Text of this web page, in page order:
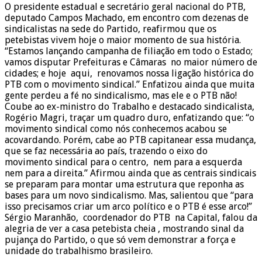
O presidente estadual e secretário geral nacional do PTB,
deputado Campos Machado, em encontro com dezenas de
sindicalistas na sede do Partido, reafirmou que os
petebistas vivem hoje o maior momento de sua história.
“Estamos lançando campanha de filiação em todo o Estado;
vamos disputar Prefeituras e Câmaras no maior número de
cidades; e hoje aqui, renovamos nossa ligação histórica do
PTB com o movimento sindical.” Enfatizou ainda que muita
gente perdeu a fé no sindicalismo, mas ele e o PTB não!
Coube ao ex-ministro do Trabalho e destacado sindicalista,
Rogério Magri, traçar um quadro duro, enfatizando que: “o
movimento sindical como nós conhecemos acabou se
acovardando. Porém, cabe ao PTB capitanear essa mudança,
que se faz necessária ao país, trazendo o eixo do
movimento sindical para o centro, nem para a esquerda
nem para a direita.” Afirmou ainda que as centrais sindicais
se preparam para montar uma estrutura que reponha as
bases para um novo sindicalismo. Mas, salientou que “para
isso precisamos criar um arco político e o PTB é esse arco!”
Sérgio Maranhão, coordenador do PTB na Capital, falou da
alegria de ver a casa petebista cheia , mostrando sinal da
pujança do Partido, o que só vem demonstrar a força e
unidade do trabalhismo brasileiro.